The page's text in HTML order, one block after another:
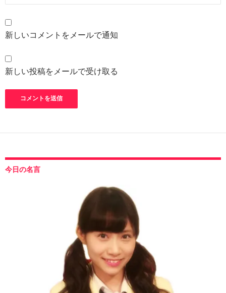
新しいコメントをメールで通知
新しい投稿をメールで受け取る
今日の名言